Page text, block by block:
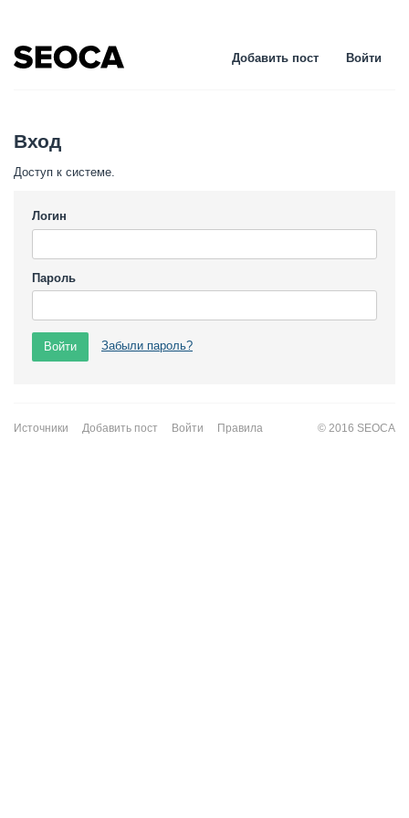
Добавить пост Войти
Вход
Доступ к системе.
Логин
Пароль
Забыли пароль?
Источники Добавить пост Войти Правила © 2016 SEOCA